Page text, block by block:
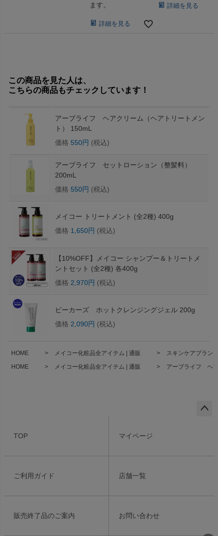
ます。
詳細を見る
詳細を見る
この商品を見た人は、
こちらの商品もチェックしています！
アーブライフ ヘアクリーム（ヘアトリートメン
ト） 150mL
価格 550円 (税込)
アーブライフ セットローション（整髪料）
200mL
価格 550円 (税込)
メイコー トリートメント (全2種) 400g
価格 1,650円 (税込)
【10%OFF】メイコー シャンプー＆トリートメ
ントセット (全2種) 各400g
価格 2,970円 (税込)
ビーカーズ ホットクレンジングジェル 200g
価格 2,090円 (税込)
HOME メイコー化粧品全アイテム | 通販
スキンケアブラン
HOME
メイコー化粧品全アイテム | 通販 アーブライフ ヘ
TOP マイページ
ご利用ガイド 店舗一覧
販売終了品のご案内 お問い合わせ